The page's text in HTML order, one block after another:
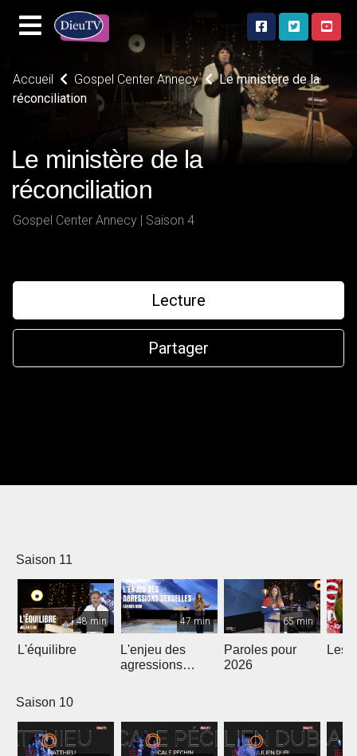
Accueil Gospel Center Annecy
Le ministère de la
réconciliation
Le ministère de la
réconciliation
Gospel Center Annecy | Saison 4
Lecture
Partager
Saison 11
48 min
L'équilibre
47 min
L'enjeu des
agressions
65 min
Paroles pour
2026
Les
Saison 10